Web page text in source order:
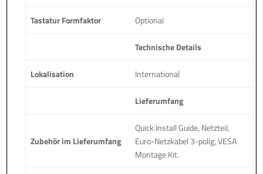
Tastatur Formfaktor Optional
Technische Details
Lokalisation International
Lieferumfang
Zubehör im Lieferumfang
Quick Install Guide, Netzteil,
Euro-Netzkabel 3-polig, VESA
Montage Kit.